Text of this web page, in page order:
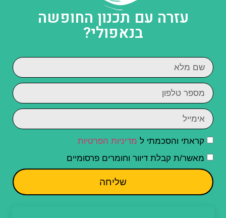
עזרה עם תכנון החופשה
בנאפולי?
קראתי והסכמתי ל מדיניות הפרטיות
מאשר/ת קבלת דיוור וחומרים פרסומיים
שליחה